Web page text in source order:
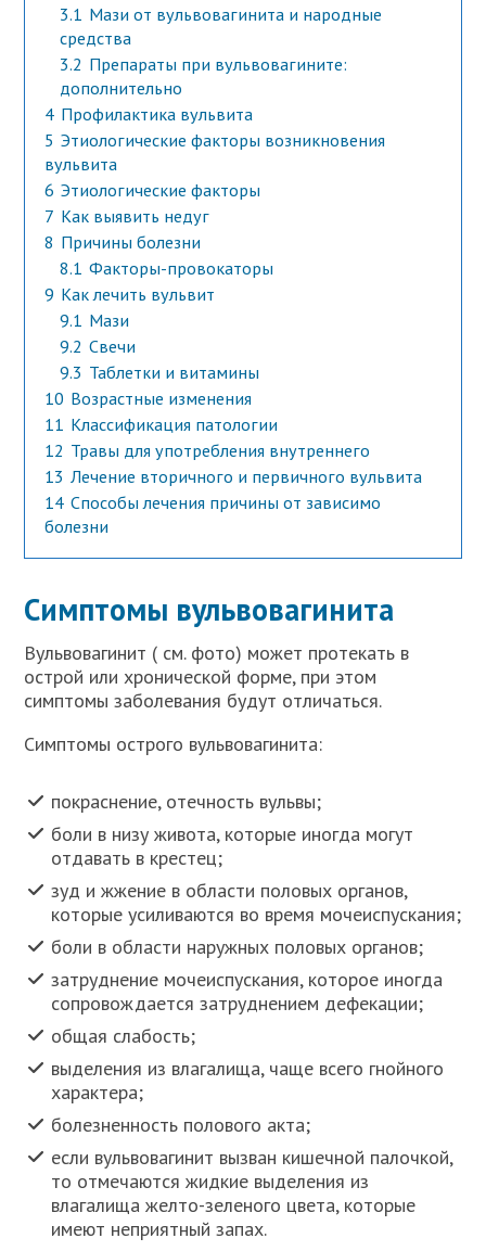
3.1 Мази от вульвовагинита и народные
средства
3.2 Препараты при вульвовагините:
дополнительно
4 Профилактика вульвита
5 Этиологические факторы возникновения
вульвита
6 Этиологические факторы
7 Как выявить недуг
8 Причины болезни
8.1 Факторы-провокаторы
9 Как лечить вульвит
9.1 Мази
9.2 Свечи
9.3 Таблетки и витамины
10 Возрастные изменения
11 Классификация патологии
12 Травы для употребления внутреннего
13 Лечение вторичного и первичного вульвита
14 Способы лечения причины от зависимо
болезни
Симптомы вульвовагинита
Вульвовагинит ( см. фото) может протекать в
острой или хронической форме, при этом
симптомы заболевания будут отличаться.
Симптомы острого вульвовагинита:
покраснение, отечность вульвы;
боли в низу живота, которые иногда могут
отдавать в крестец;
зуд и жжение в области половых органов,
которые усиливаются во время мочеиспускания;
боли в области наружных половых органов;
затруднение мочеиспускания, которое иногда
сопровождается затруднением дефекации;
общая слабость;
выделения из влагалища, чаще всего гнойного
характера;
болезненность полового акта;
если вульвовагинит вызван кишечной палочкой,
то отмечаются жидкие выделения из
влагалища желто-зеленого цвета, которые
имеют неприятный запах.